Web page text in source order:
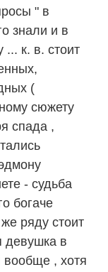
" в
знали и в
к. в. стоит
(
сюжету
спада ,
- судьба
богаче
ряду стоит
девушка в
, хотя